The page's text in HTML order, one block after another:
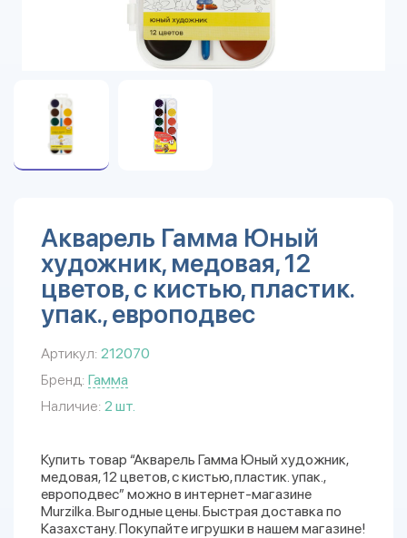
Акварель Гамма Юный
художник, медовая, 12
цветов, с кистью, пластик.
упак., европодвес
Артикул: 212070
Бренд: Гамма
Наличие: 2 шт.
Купить товар “Акварель Гамма Юный художник,
медовая, 12 цветов, с кистью, пластик. упак.,
европодвес” можно в интернет-магазине
Murzilka. Выгодные цены. Быстрая доставка по
Казахстану. Покупайте игрушки в нашем магазине!